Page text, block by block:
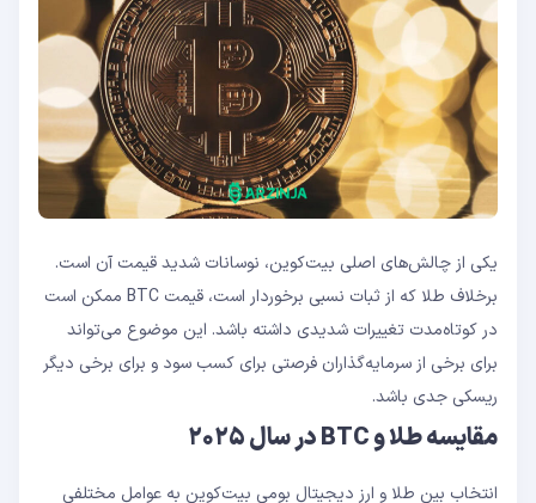
یکی از چالش‌های اصلی بیت‌کوین، نوسانات شدید قیمت آن است.
برخلاف طلا که از ثبات نسبی برخوردار است، قیمت BTC ممکن است
در کوتاه‌مدت تغییرات شدیدی داشته باشد. این موضوع می‌تواند
برای برخی از سرمایه‌گذاران فرصتی برای کسب سود و برای برخی دیگر
ریسکی جدی باشد.
مقایسه طلا و BTC در سال ۲۰۲۵
انتخاب بین طلا و ارز دیجیتال بومی بیت‌کوین به عوامل مختلفی